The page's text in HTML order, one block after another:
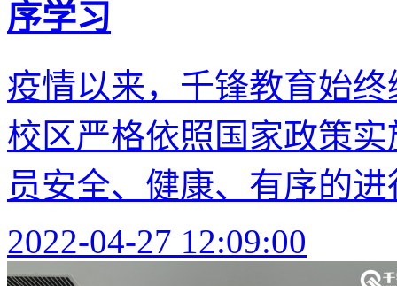
序学习
疫情以来，千锋教育始
校区严格依照国家政策
员安全、健康、有序的
2022-04-27 12:09:00